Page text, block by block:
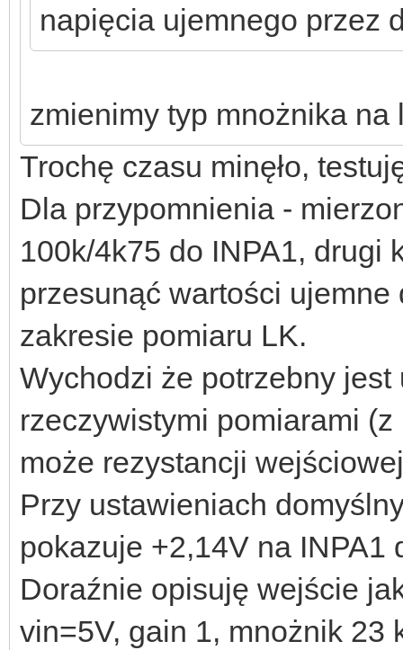
napięcia ujemnego przez
zmienimy typ mnożnika na
Trochę czasu minęło,
Dla przypomnienia -
100k/4k75 do INPA1, drugi
przesunąć wartości
zakresie pomiaru LK.
Wychodzi że potrzebny
rzeczywistymi pomiarami
może rezystancji
Przy ustawieniach
pokazuje +2,14V na INPA1
Doraźnie opisuję wejście
vin=5V, gain 1, mnożnik 23